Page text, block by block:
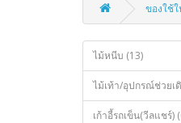
ของใช้
ไม้หนีบ (13)
ไม้เท้า/อุปกรณ์ช่วยเ
เก้าอี้รถเข็น(วีลแชร์)